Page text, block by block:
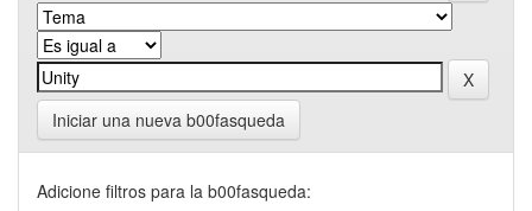
Iniciar una nueva b00fasqueda
Adicione filtros para la b00fasqueda: